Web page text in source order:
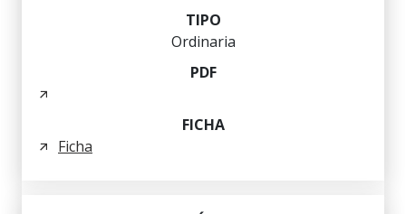
Ordinaria
Ficha